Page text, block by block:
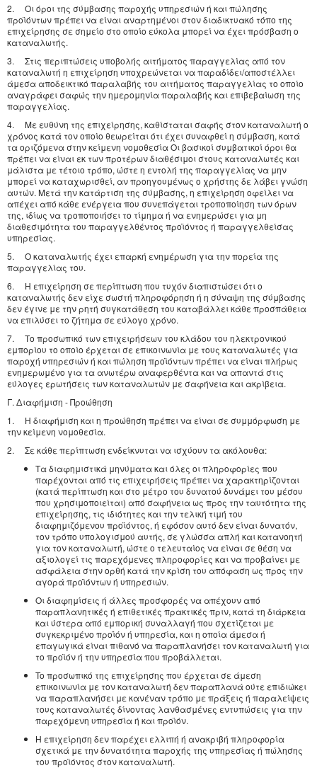
2. Οι όροι της σύμβασης παροχής υπηρεσιών ή και πώλησης
προϊόντων πρέπει να είναι αναρτημένοι στον διαδικτυακό τόπο της
επιχείρησης σε σημείο στο οποίο εύκολα μπορεί να έχει πρόσβαση ο
καταναλωτής.
3. Στις περιπτώσεις υποβολής αιτήματος παραγγελίας από τον
καταναλωτή η επιχείρηση υποχρεώνεται να παραδίδει/αποστέλλει
άμεσα αποδεικτικό παραλαβής του αιτήματος παραγγελίας το οποίο
αναγράφει σαφώς την ημερομηνία παραλαβής και επιβεβαίωση της
παραγγελίας.
4. Με ευθύνη της επιχείρησης, καθίσταται σαφής στον καταναλωτή ο
χρόνος κατά τον οποίο θεωρείται ότι έχει συναφθεί η σύμβαση, κατά
τα οριζόμενα στην κείμενη νομοθεσία Οι βασικοί συμβατικοί όροι θα
πρέπει να είναι εκ των προτέρων διαθέσιμοι στους καταναλωτές και
μάλιστα με τέτοιο τρόπο, ώστε η εντολή της παραγγελίας να μην
μπορεί να καταχωρισθεί, αν προηγουμένως ο χρήστης δε λάβει γνώση
αυτών. Μετά την κατάρτιση της σύμβασης, η επιχείρηση οφείλει να
απέχει από κάθε ενέργεια που συνεπάγεται τροποποίηση των όρων
της, ιδίως να τροποποιήσει το τίμημα ή να ενημερώσει για μη
διαθεσιμότητα του παραγγελθέντος προϊόντος ή παραγγελθείσας
υπηρεσίας.
5. Ο καταναλωτής έχει επαρκή ενημέρωση για την πορεία της
παραγγελίας του.
6. Η επιχείρηση σε περίπτωση που τυχόν διαπιστώσει ότι ο
καταναλωτής δεν είχε σωστή πληροφόρηση ή η σύναψη της σύμβασης
δεν έγινε με την ρητή συγκατάθεση του καταβάλλει κάθε προσπάθεια
να επιλύσει το ζήτημα σε εύλογο χρόνο.
7. Το προσωπικό των επιχειρήσεων του κλάδου του ηλεκτρονικού
εμπορίου το οποίο έρχεται σε επικοινωνία με τους καταναλωτές για
παροχή υπηρεσιών ή και πώληση προϊόντων πρέπει να είναι πλήρως
ενημερωμένο για τα ανωτέρω αναφερθέντα και να απαντά στις
εύλογες ερωτήσεις των καταναλωτών με σαφήνεια και ακρίβεια.
Γ. Διαφήμιση - Προώθηση
1. Η διαφήμιση και η προώθηση πρέπει να είναι σε συμμόρφωση με
την κείμενη νομοθεσία.
2. Σε κάθε περίπτωση ενδείκνυται να ισχύουν τα ακόλουθα:
Τα διαφημιστικά μηνύματα και όλες οι πληροφορίες που
παρέχονται από τις επιχειρήσεις πρέπει να χαρακτηρίζονται
(κατά περίπτωση και στο μέτρο του δυνατού δυνάμει του μέσου
που χρησιμοποιείται) από σαφήνεια ως προς την ταυτότητα της
επιχείρησης, τις ιδιότητες και την τελική τιμή του
διαφημιζόμενου προϊόντος, ή εφόσον αυτό δεν είναι δυνατόν,
τον τρόπο υπολογισμού αυτής, σε γλώσσα απλή και κατανοητή
για τον καταναλωτή, ώστε ο τελευταίος να είναι σε θέση να
αξιολογεί τις παρεχόμενες πληροφορίες και να προβαίνει με
ασφάλεια στην ορθή κατά την κρίση του απόφαση ως προς την
αγορά προϊόντων ή υπηρεσιών.
Οι διαφημίσεις ή άλλες προσφορές να απέχουν από
παραπλανητικές ή επιθετικές πρακτικές πριν, κατά τη διάρκεια
και ύστερα από εμπορική συναλλαγή που σχετίζεται με
συγκεκριμένο προϊόν ή υπηρεσία, και η οποία άμεσα ή
επαγωγικά είναι πιθανό να παραπλανήσει τον καταναλωτή για
το προϊόν ή την υπηρεσία που προβάλλεται.
To προσωπικό της επιχείρησης που έρχεται σε άμεση
επικοινωνία με τον καταναλωτή δεν παραπλανά ούτε επιδιώκει
να παραπλανήσει με κανέναν τρόπο με πράξεις ή παραλείψεις
τους καταναλωτές δίνοντας λανθασμένες εντυπώσεις για την
παρεχόμενη υπηρεσία ή και προϊόν.
Η επιχείρηση δεν παρέχει ελλιπή ή ανακριβή πληροφορία
σχετικά με την δυνατότητα παροχής της υπηρεσίας ή πώλησης
του προϊόντος στον καταναλωτή.